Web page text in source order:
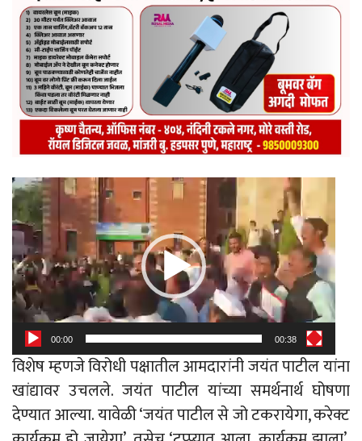
Video
Player
00:00 00:38
विशेष म्हणजे विरोधी पक्षातील आमदारांनी जयंत पाटील यांना
खांद्यावर उचलले. जयंत पाटील यांच्या समर्थनार्थ घोषणा
देण्यात आल्या. यावेळी ‘जयंत पाटील से जो टकरायेगा, करेक्ट